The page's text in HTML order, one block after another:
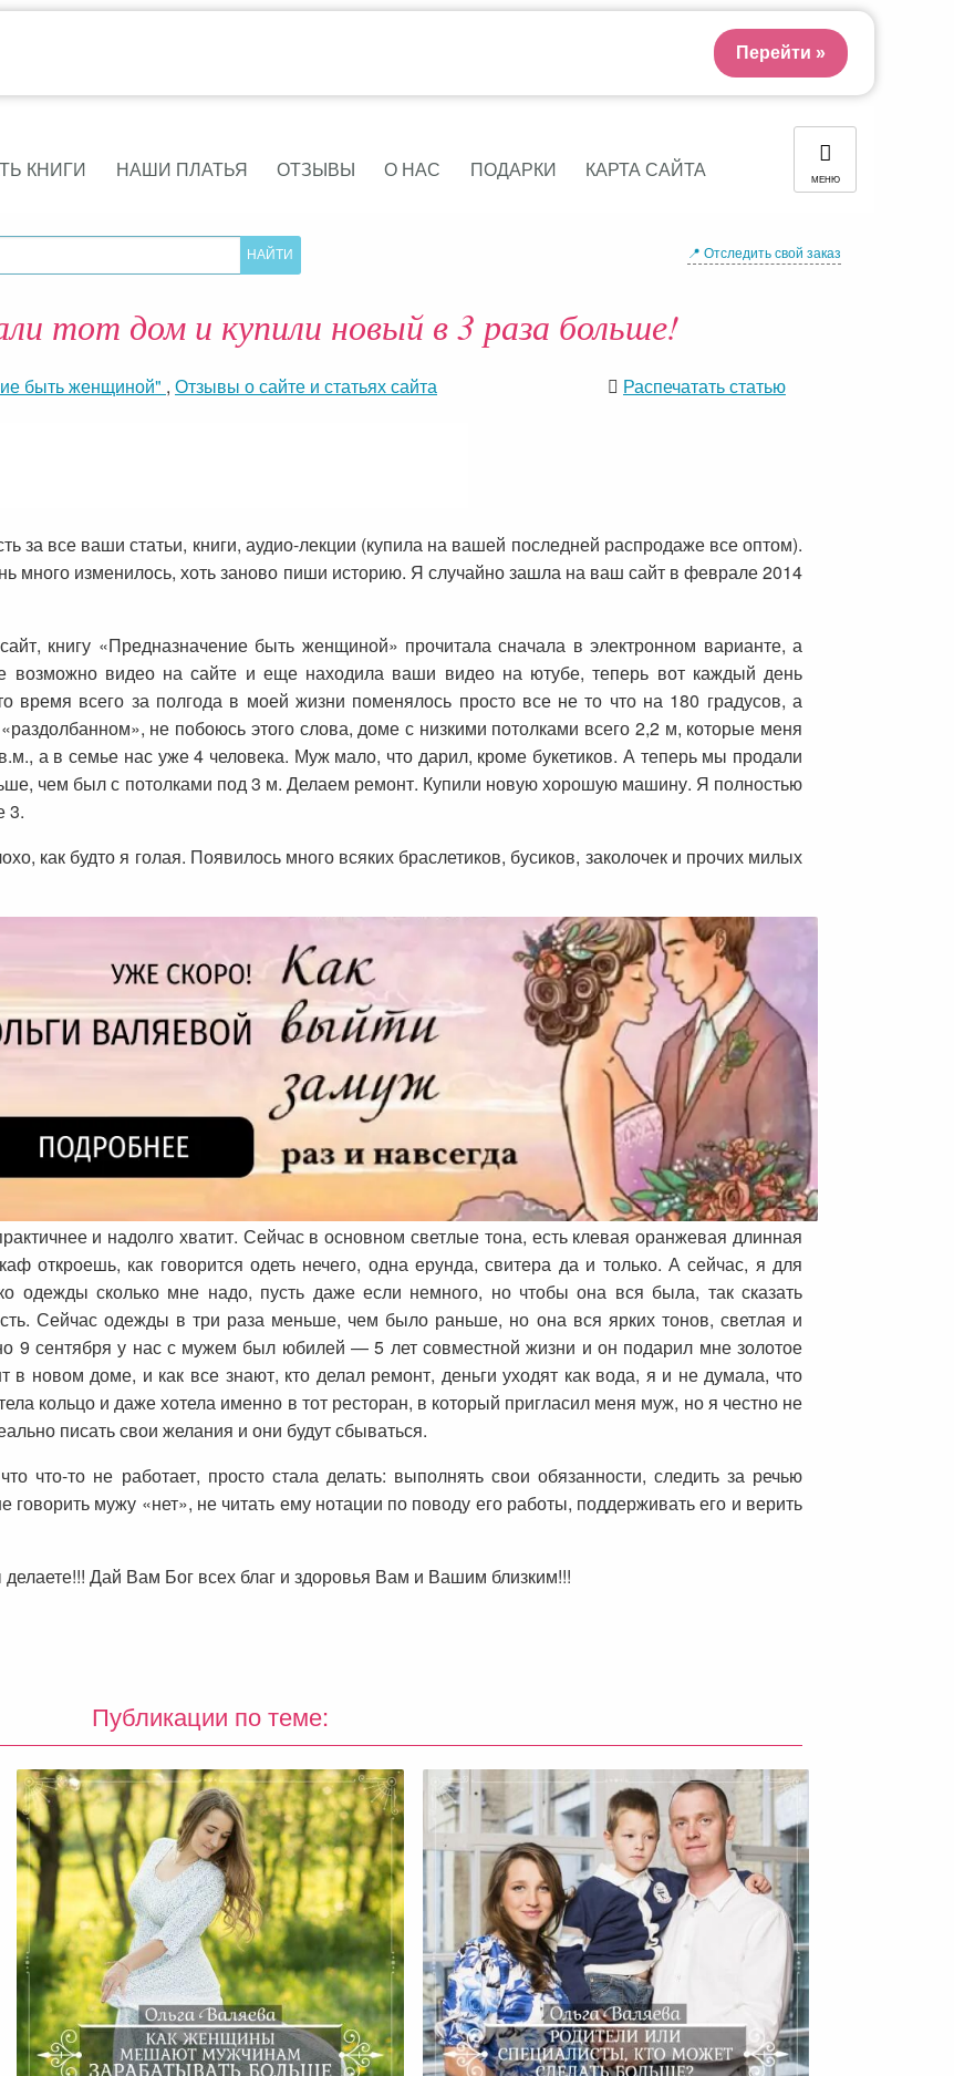
КНИГИ НАШИ ПЛАТЬЯ ОТЗЫВЫ О НАС ПОДАРКИ КАРТА САЙТА МЕНЮ
📍 Отследить свой заказ
тот дом и купили новый в 3 раза больше!
быть женщиной" , Отзывы о сайте и статьях сайта Распечатать статью
за все ваши статьи, книги, аудио-лекции (купила на вашей последней распродаже все оптом).
много изменилось, хоть заново пиши историю. Я случайно зашла на ваш сайт в феврале 2014
книгу «Предназначение быть женщиной» прочитала сначала в электронном варианте, а
возможно видео на сайте и еще находила ваши видео на ютубе, теперь вот каждый день
всего за полгода в моей жизни поменялось просто все не то что на 180 градусов, а
не побоюсь этого слова, доме с низкими потолками всего 2,2 м, которые меня
а в семье нас уже 4 человека. Муж мало, что дарил, кроме букетиков. А теперь мы продали
чем был с потолками под 3 м. Делаем ремонт. Купили новую хорошую машину. Я полностью
3.
как будто я голая. Появилось много всяких браслетиков, бусиков, заколочек и прочих милых
и надолго хватит. Сейчас в основном светлые тона, есть клевая оранжевая длинная
откроешь, как говорится одеть нечего, одна ерунда, свитера да и только. А сейчас, я для
одежды сколько мне надо, пусть даже если немного, но чтобы она вся была, так сказать
Сейчас одежды в три раза меньше, чем было раньше, но она вся ярких тонов, светлая и
9 сентября у нас с мужем был юбилей — 5 лет совместной жизни и он подарил мне золотое
в новом доме, и как все знают, кто делал ремонт, деньги уходят как вода, я и не думала, что
кольцо и даже хотела именно в тот ресторан, в который пригласил меня муж, но я честно не
писать свои желания и они будут сбываться.
что-то не работает, просто стала делать: выполнять свои обязанности, следить за речью
мужу «нет», не читать ему нотации по поводу его работы, поддерживать его и верить
Дай Вам Бог всех благ и здоровья Вам и Вашим близким!!!
Публикации по теме:
Перейти »